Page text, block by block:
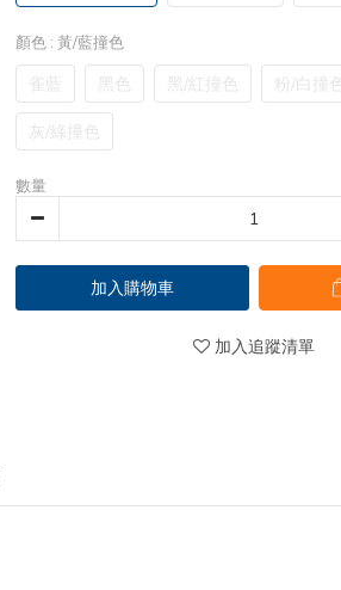
顏色 : 黃/藍撞色
雀藍 黑色 黑/紅撞色 粉/白撞色
灰/綠撞色
數量
加入購物車
加入追蹤清單